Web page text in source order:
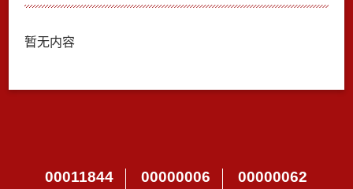
暂无内容
00011844 00000006 00000062